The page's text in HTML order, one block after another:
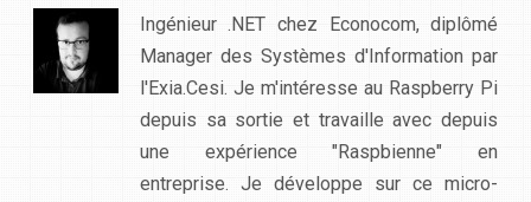
Ingénieur .NET chez Econocom, diplômé
Manager des Systèmes d'Information par
l'Exia.Cesi. Je m'intéresse au Raspberry Pi
depuis sa sortie et travaille avec depuis
une expérience "Raspbienne" en
entreprise. Je développe sur ce micro-